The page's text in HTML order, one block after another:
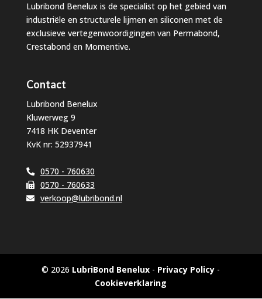
Lubribond Benelux is de specialist op het gebied van
industriële en structurele lijmen en siliconen met de
exclusieve vertegenwoordigingen van Permabond,
Crestabond en Momentive.
Contact
Lubribond Benelux
Kluwerweg 9
7418 HK Deventer
KvK nr: 52937941
0570 - 760630
0570 - 760633
verkoop@lubribond.nl
© 2026 LubriBond Benelux - Privacy Policy -
Cookieverklaring